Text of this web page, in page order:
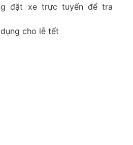
đặt xe trực tuyến để tra
cho lễ tết